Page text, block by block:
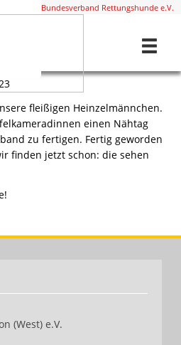
BRH Bundesverband Rettungshunde e.V.
fleißigen Heinzelmännchen.
einen Nähtag
zu fertigen. Fertig geworden
finden jetzt schon: die sehen
(West) e.V.